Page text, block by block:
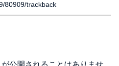
80909/trackback